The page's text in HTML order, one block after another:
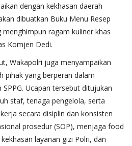
dengan kekhasan daerah
dibuatkan Buku Menu Resep
menghimpun ragam kuliner khas
Komjen Dedi.
Wakapolri juga menyampaikan
pihak yang berperan dalam
Ucapan tersebut ditujukan
staf, tenaga pengelola, serta
secara disiplin dan konsisten
prosedur (SOP), menjaga food
layanan gizi Polri, dan